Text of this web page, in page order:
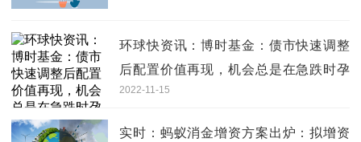
环球快资讯：博时基金：债市快速调整
后配置价值再现，机会总是在急跌时孕
育
2022-11-15
实时：蚂蚁消金增资方案出炉：拟增资